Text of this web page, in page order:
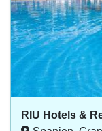
RIU Hotels &